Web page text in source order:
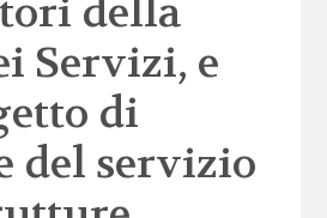
della
Servizi, e
di
del servizio